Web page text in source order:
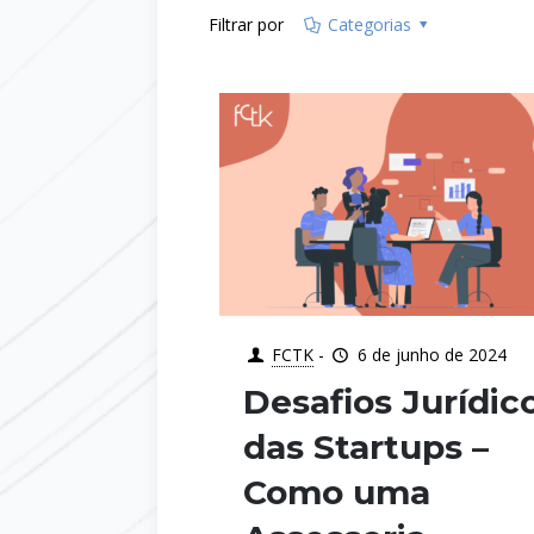
Filtrar por Categorias
FCTK - 6 de junho de 2024
Desafios
das Startups –
Como uma